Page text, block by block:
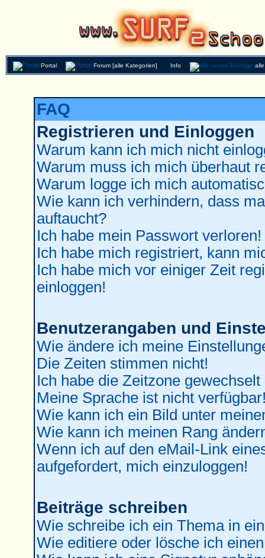
Portal Forum [alle Kategorien] Info
FAQ
Registrieren und Einloggen
Warum kann ich mich nicht
Warum muss ich mich überhaut
Warum logge ich mich
Wie kann ich verhindern, dass
auftaucht?
Ich habe mein Passwort verloren!
Ich habe mich registriert, kann
Ich habe mich vor einiger Zeit
einloggen!
Benutzerangaben und
Wie ändere ich meine
Die Zeiten stimmen nicht!
Ich habe die Zeitzone
Meine Sprache ist nicht
Wie kann ich ein Bild unter
Wie kann ich meinen Rang
Wenn ich auf den eMail-Link
aufgefordert, mich einzuloggen!
Beiträge schreiben
Wie schreibe ich ein Thema in
Wie editiere oder lösche ich